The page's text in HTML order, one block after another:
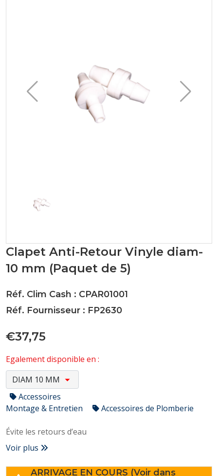
Clapet Anti-Retour Vinyle diam-
10 mm (Paquet de 5)
Réf. Clim Cash : CPAR01001
Réf. Fournisseur : FP2630
€37,75
Egalement disponible en :
Accessoires
Montage & Entretien
Accessoires de Plomberie
Évite les retours d’eau
Voir plus
ARRIVAGE EN COURS (Voir dans